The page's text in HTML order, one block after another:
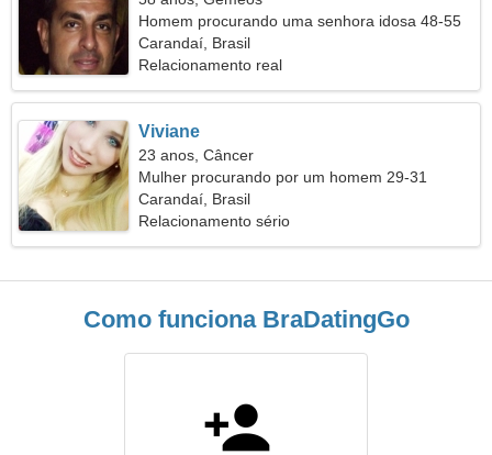
Homem procurando uma senhora idosa 48-55
Carandaí, Brasil
Relacionamento real
Viviane
23 anos, Câncer
Mulher procurando por um homem 29-31
Carandaí, Brasil
Relacionamento sério
Como funciona BraDatingGo